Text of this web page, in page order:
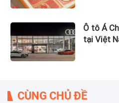
Ô tô Á
tại Việt
CÙNG CHỦ ĐỀ